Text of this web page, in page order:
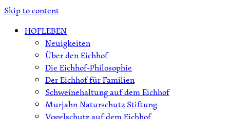
Skip to content
HOFLEBEN
Neuigkeiten
Über den Eichhof
Die Eichhof-Philosophie
Der Eichhof für Familien
Schweinehaltung auf dem Eichhof
Murjahn Naturschutz Stiftung
Vogelschutz auf dem Eichhof